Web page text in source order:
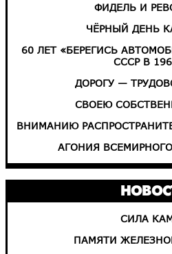
ФИДЕЛЬ И
ЧЁРНЫЙ ДЕНЬ
60 ЛЕТ «БЕРЕГИСЬ
СССР В
ДОРОГУ —
СВОЕЮ
ВНИМАНИЮ
АГОНИЯ
СИЛА
ПАМЯТИ